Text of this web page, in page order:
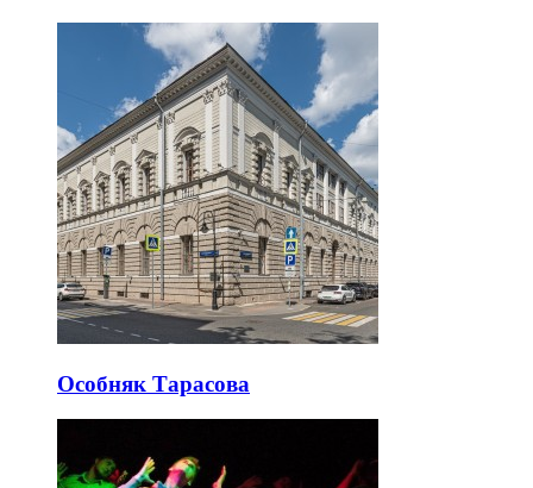
Особняк Тарасова